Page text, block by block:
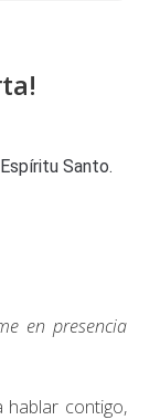
Santo.
en presencia
hablar contigo,